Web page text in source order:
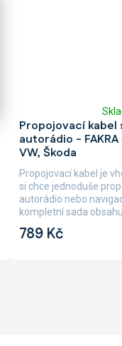
Propojovací kabel
autorádio - FAKRA
VW, Škoda
hodnocení
produktu
je
5,0
5
hvězdiček.
789 Kč
Propojovací kabel je
si chce jednoduše
autorádio nebo
kompletní sada
neboli...